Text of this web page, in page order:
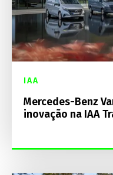
IAA
Mercedes-Benz
inovação na IAA